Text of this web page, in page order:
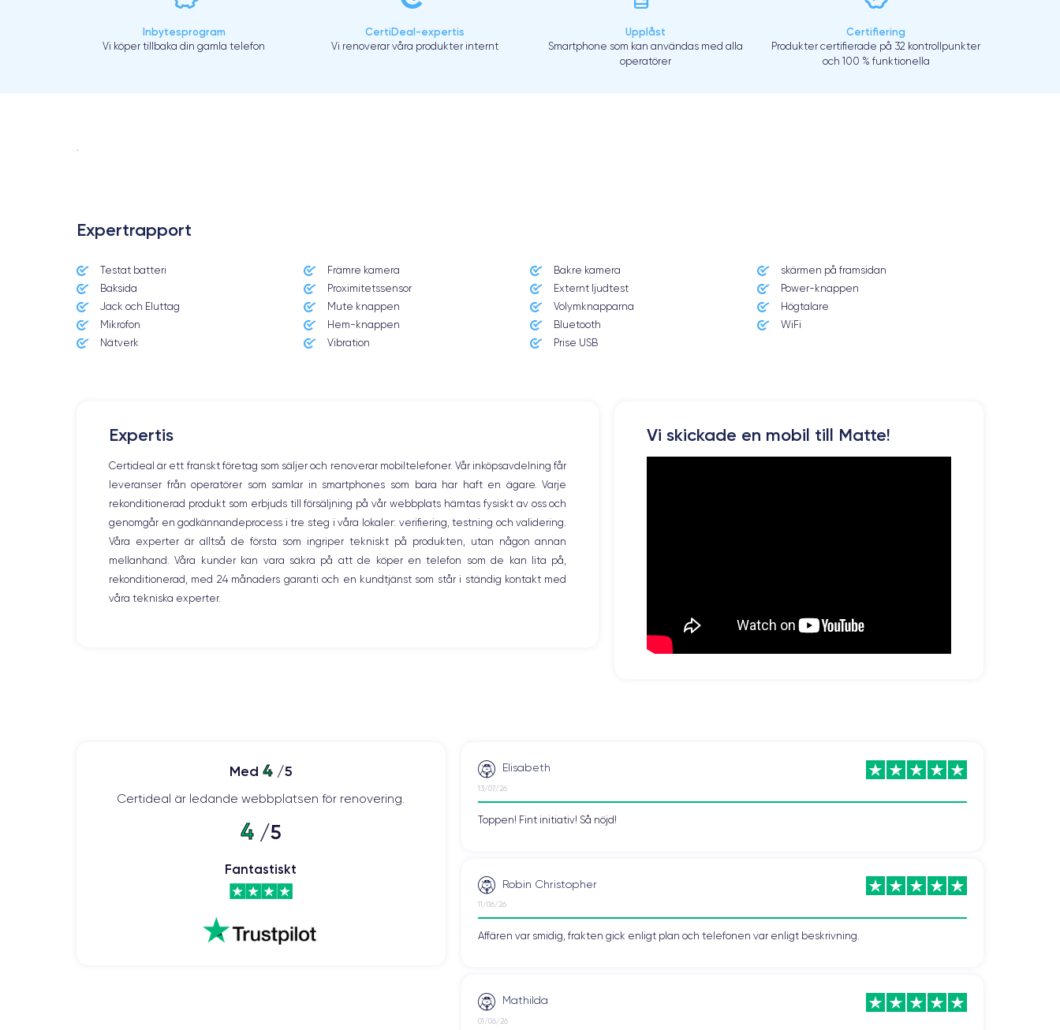
Inbytesprogram
Vi köper tillbaka din gamla telefon
CertiDeal-expertis
Vi renoverar våra produkter internt
Upplåst
Smartphone som kan användas med alla
operatörer
Certifiering
Produkter certifierade på 32 kontrollpunkter
och 100 % funktionella
.
Expertrapport
Testat batteri Främre kamera Bakre kamera
skärmen på framsidan
Baksida
Proximitetssensor Externt ljudtest
Power-knappen
Jack och Eluttag
Mute knappen Volymknapparna
Högtalare
Mikrofon
Hem-knappen Bluetooth
WiFi
Nätverk
Vibration Prise USB
Expertis
Certideal är ett franskt företag som säljer och renoverar mobiltelefoner. Vår inköpsavdelning får
leveranser från operatörer som samlar in smartphones som bara har haft en ägare. Varje
rekonditionerad produkt som erbjuds till försäljning på vår webbplats hämtas fysiskt av oss och
genomgår en godkännandeprocess i tre steg i våra lokaler: verifiering, testning och validering.
Våra experter är alltså de första som ingriper tekniskt på produkten, utan någon annan
mellanhand. Våra kunder kan vara säkra på att de köper en telefon som de kan lita på,
rekonditionerad, med 24 månaders garanti och en kundtjänst som står i ständig kontakt med
våra tekniska experter.
Vi skickade en mobil till Matte!
Med 4/5
Certideal är ledande webbplatsen för renovering.
4/5
Fantastiskt
Elisabeth
13/07/26
Toppen! Fint initiativ! Så nöjd!
Robin Christopher
11/06/26
Affären var smidig, frakten gick enligt plan och telefonen var enligt beskrivning.
Mathilda
01/06/26